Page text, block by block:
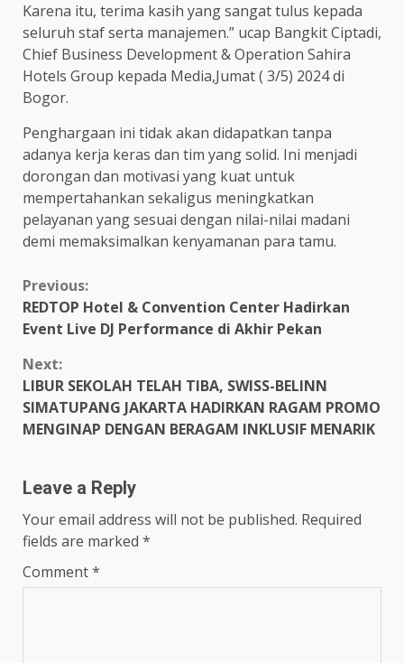
Karena itu, terima kasih yang sangat tulus kepada
seluruh staf serta manajemen.” ucap Bangkit Ciptadi,
Chief Business Development & Operation Sahira
Hotels Group kepada Media,Jumat ( 3/5) 2024 di
Bogor.
Penghargaan ini tidak akan didapatkan tanpa
adanya kerja keras dan tim yang solid. Ini menjadi
dorongan dan motivasi yang kuat untuk
mempertahankan sekaligus meningkatkan
pelayanan yang sesuai dengan nilai-nilai madani
demi memaksimalkan kenyamanan para tamu.
Continue
Reading
Previous:
REDTOP Hotel & Convention Center Hadirkan
Event Live DJ Performance di Akhir Pekan
Next:
LIBUR SEKOLAH TELAH TIBA, SWISS-BELINN
SIMATUPANG JAKARTA HADIRKAN RAGAM PROMO
MENGINAP DENGAN BERAGAM INKLUSIF MENARIK
Leave a Reply
Your email address will not be published. Required
fields are marked *
Comment*